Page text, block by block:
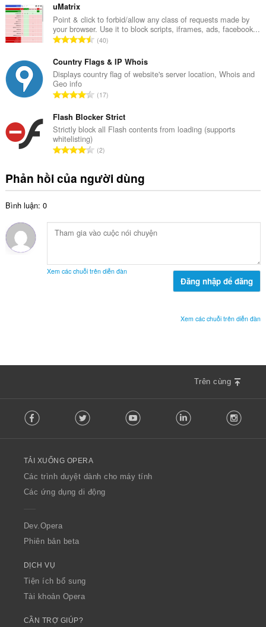
p
h
ạ
n
g
g
s
ố
ế
p
h
ạ
n
g
uMatrix
Point & click to forbid/allow any class of requests made by
your browser. Use it to block scripts, iframes, ads, facebook...
T
n
g
ố
ế
p
h
ạ
g
:
40
Country Flags & IP Whois
Displays country flag of website's server location, Whois and
Geo info
T
n
g
ố
ế
p
n
g
17
Flash Blocker Strict
Strictly block all Flash contents from loading (supports
whitelisting)
T
g
x
ế
ạ
2
Phản hồi của người dùng
Bình luận: 0
Xem các chuỗi trên diễn đàn
Đăng nhập để đăng
Xem các chuỗi trên diễn đàn
Trên cùng
o
w
O
p
a
Facebook Twitter Youtube LinkedIn
TẢI XUỐNG OPERA
Các trình duyệt dành cho máy tính
Các ứng dụng di động
Dev.Opera
Phiên bản beta
DỊCH VỤ
Tiện ích bổ sung
Tài khoản Opera
CẦN TRỢ GIÚP?